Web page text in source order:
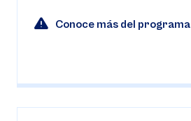
Conoce más del programa